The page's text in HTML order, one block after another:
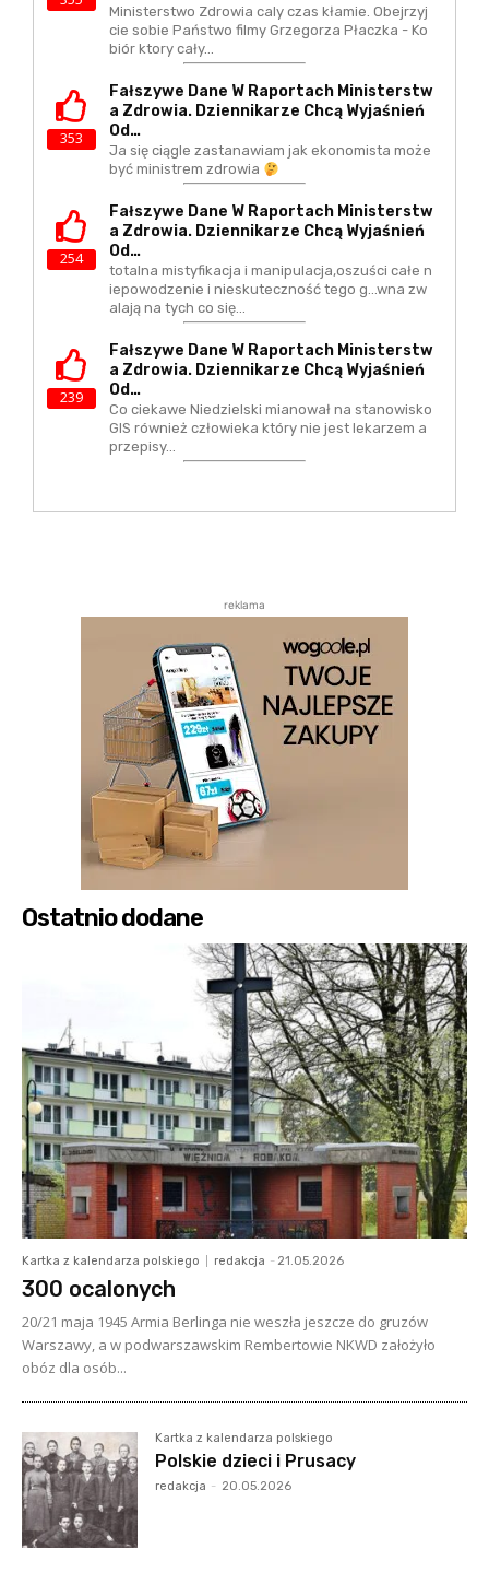
Ministerstwo Zdrowia caly czas kłamie. Obejrzyj
cie sobie Państwo filmy Grzegorza Płaczka - Ko
biór ktory cały…
353
Fałszywe Dane W Raportach Ministerstw
A Zdrowia. Dziennikarze Chcą Wyjaśnień
Od…
Ja się ciągle zastanawiam jak ekonomista może
być ministrem zdrowia
254
Fałszywe Dane W Raportach Ministerstw
A Zdrowia. Dziennikarze Chcą Wyjaśnień
Od…
totalna mistyfikacja i manipulacja,oszuści całe n
iepowodzenie i nieskuteczność tego g...wna zw
alają na tych co się…
239
Fałszywe Dane W Raportach Ministerstw
A Zdrowia. Dziennikarze Chcą Wyjaśnień
Od…
Co ciekawe Niedzielski mianował na stanowisko
GIS również człowieka który nie jest lekarzem a
przepisy…
reklama
Ostatnio dodane
Kartka z kalendarza polskiego redakcja - 21.05.2026
300 ocalonych
20/21 maja 1945 Armia Berlinga nie weszła jeszcze do gruzów
Warszawy, a w podwarszawskim Rembertowie NKWD założyło
obóz dla osób...
Kartka z kalendarza polskiego
Polskie dzieci i Prusacy
redakcja - 20.05.2026